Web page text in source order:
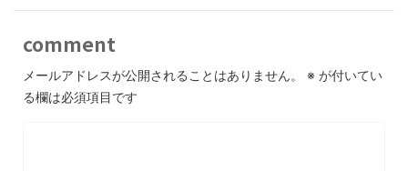
comment
メールアドレスが公開されることはありません。 ※ が付いてい
る欄は必須項目です